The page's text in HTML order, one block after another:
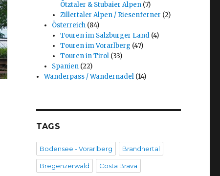
Ötztaler & Stubaier Alpen(7)
Zillertaler Alpen / Riesenferner (2)
Österreich (84)
Touren im Salzburger Land(4)
Touren im Vorarlberg (47)
Touren in Tirol(33)
Spanien (22)
Wanderpass / Wandernadel (14)
TAGS
Bodensee - Vorarlberg Brandnertal
Bregenzerwald Costa Brava